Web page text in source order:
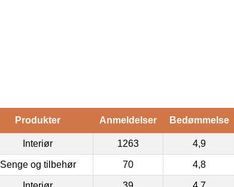
Produkter Anmeldelser Bedømmelse
Interiør 1263 4,9
Senge og tilbehør 70 4,8